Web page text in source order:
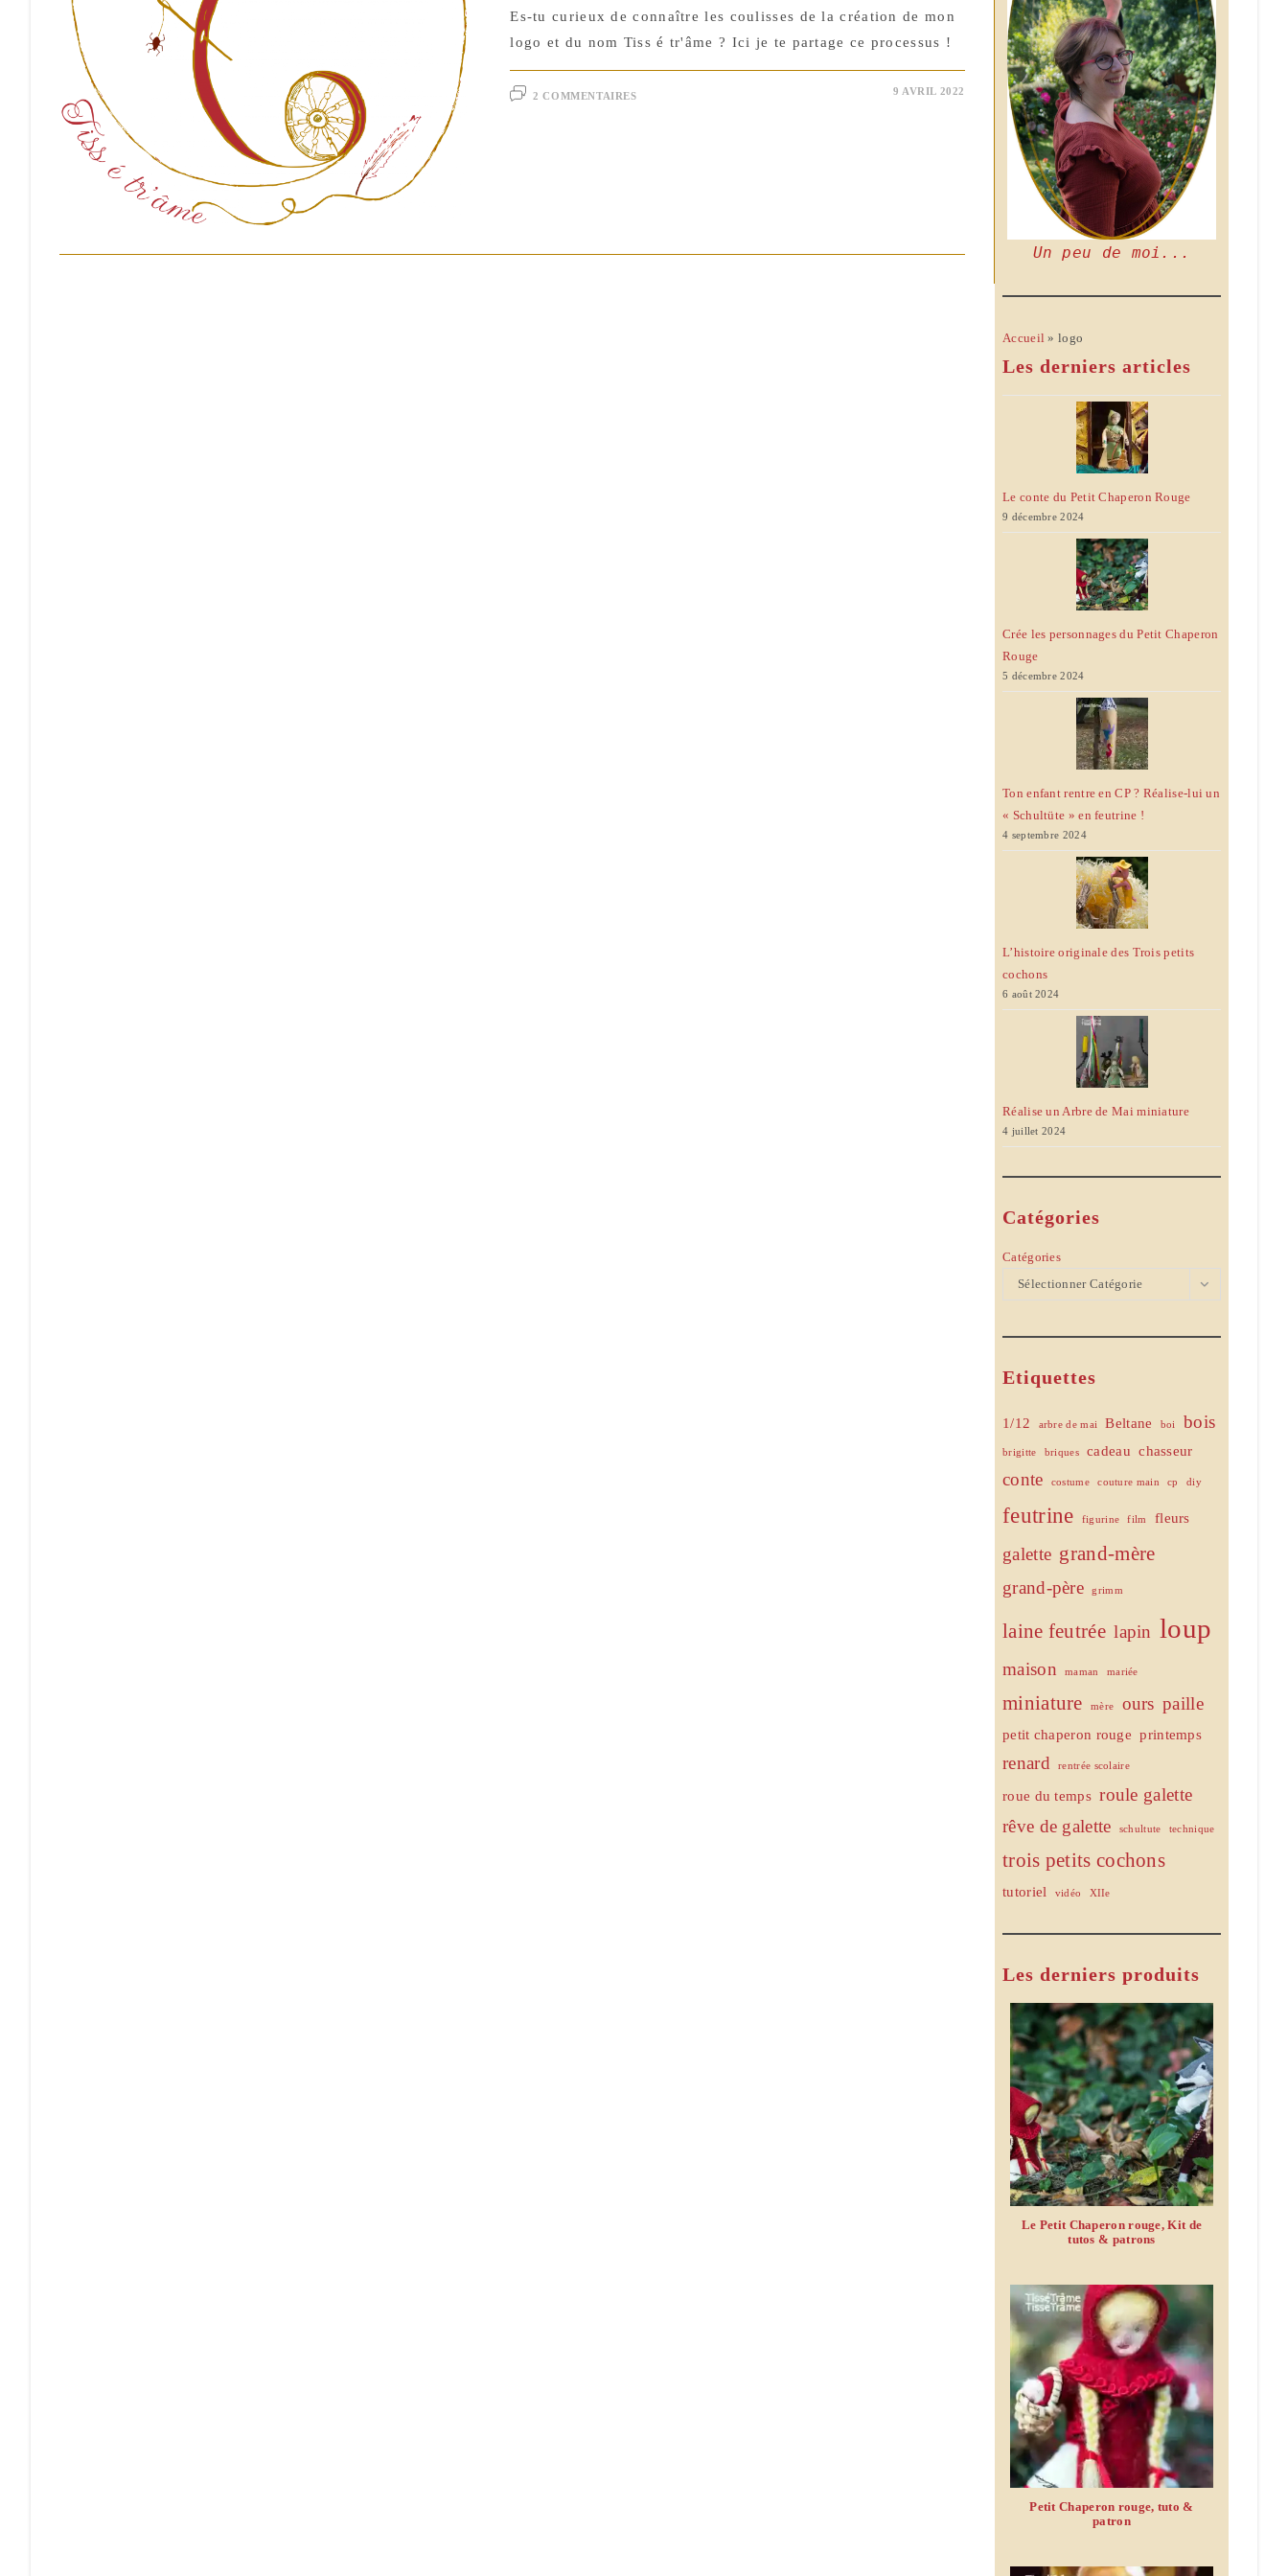
Es-tu curieux de connaître les coulisses de la création de mon
logo et du nom Tiss é tr'âme ? Ici je te partage ce processus !
2 COMMENTAIRES 9 AVRIL 2022
Un peu de moi...
Accueil »logo
Les derniers articles
Le conte du Petit Chaperon Rouge
9 décembre 2024
Crée les personnages du Petit Chaperon
Rouge
5 décembre 2024
Ton enfant rentre en CP ? Réalise-lui un
« Schultüte » en feutrine !
4 septembre 2024
L’histoire originale des Trois petits
cochons
6 août 2024
Réalise un Arbre de Mai miniature
4 juillet 2024
Catégories
Catégories
Sélectionner Catégorie
Etiquettes
1/12 arbre de mai Beltane boi bois
brigitte briques cadeau chasseur
conte costume couture main cp diy
feutrine figurine film fleurs
galette grand-mère
grand-père grimm
laine feutrée lapin loup
maison maman mariée
miniature mère ours paille
petit chaperon rouge printemps
renard rentrée scolaire
roue du temps roule galette
rêve de galette
schultute technique
trois petits cochons
tutoriel vidéo XIIe
Les derniers produits
Le Petit Chaperon rouge, Kit de
tutos & patrons
Petit Chaperon rouge, tuto &
patron